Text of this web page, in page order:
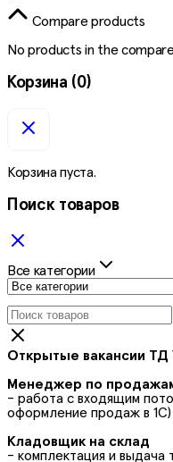
Compare products
No products in the
Корзина (0)
Корзина пуста.
Поиск товаров
Все категории
Открытые вакансии ТД
Менеджер по
- работа с входящим
оформление продаж в
Кладовщик на склад
- комплектация и выдача